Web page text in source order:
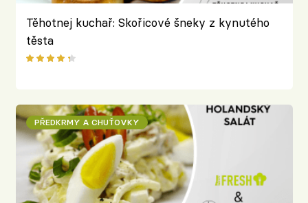
Těhotnej kuchař: Skořicové šneky z kynutého
těsta
PŘEDKRMY A CHUŤOVKY